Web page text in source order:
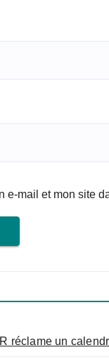
e-mail et mon site
réclame un